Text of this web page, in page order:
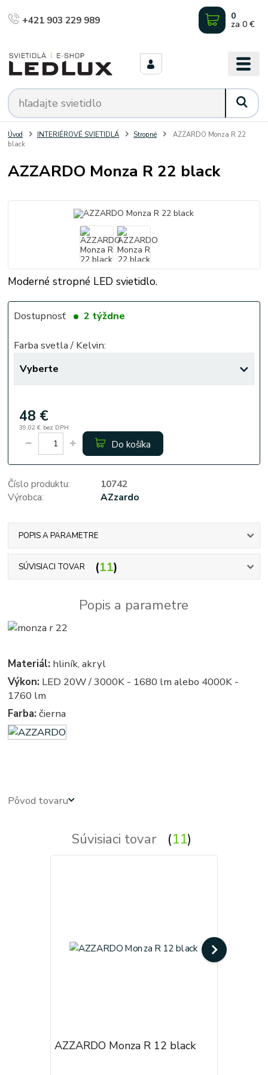
+421 903 229 989 0
za 0 €
Úvod INTERIÉROVÉ SVIETIDLÁ Stropné
AZZARDO Monza R 22
black
AZZARDO Monza R 22 black
Moderné stropné LED svietidlo.
Dostupnosť 2 týždne
Farba svetla / Kelvin:
48 €
39,02 € bez DPH
Do košíka
Číslo produktu:
10742
Výrobca:
AZzardo
POPIS A PARAMETRE
SÚVISIACI TOVAR 11
Popis a parametre
Materiál: hliník, akryl
Výkon: LED 20W / 3000K - 1680 lm alebo 4000K -
1760 lm
Farba: čierna
Pôvod tovaru
Súvisiaci tovar 11
AZZARDO Monza R 12 black